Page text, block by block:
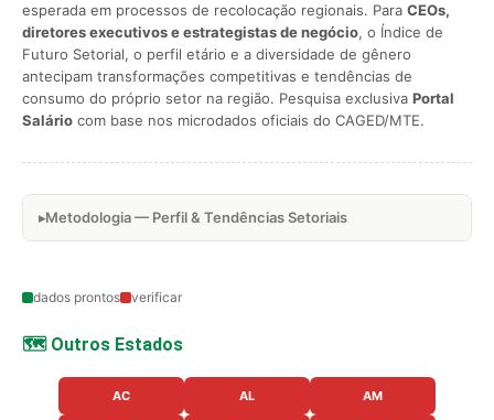
esperada em processos de recolocação regionais. Para CEOs,
diretores executivos e estrategistas de negócio, o Índice de
Futuro Setorial, o perfil etário e a diversidade de gênero
antecipam transformações competitivas e tendências de
consumo do próprio setor na região. Pesquisa exclusiva Portal
Salário com base nos microdados oficiais do CAGED/MTE.
Metodologia — Perfil & Tendências Setoriais
dados prontos verificar
🗺️ Outros Estados
AC AL AM